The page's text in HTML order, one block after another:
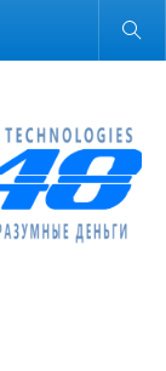
Обычная версия